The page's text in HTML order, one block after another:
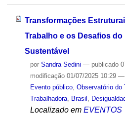
Transformações
Trabalho e os Desafios
Sustentável
por Sandra Sedini — publicado
modificação01/07/2025 10:29 —
Evento público, Observatório do
Trabalhadora, Brasil
Localizado em EVENTOS